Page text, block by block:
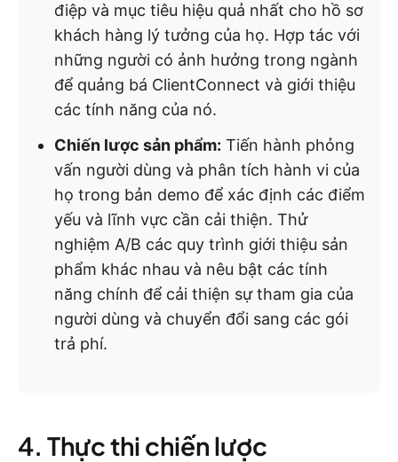
điệp và mục tiêu hiệu quả nhất cho hồ sơ
khách hàng lý tưởng của họ. Hợp tác với
những người có ảnh hưởng trong ngành
để quảng bá ClientConnect và giới thiệu
các tính năng của nó.
Chiến lược sản phẩm: Tiến hành phỏng
vấn người dùng và phân tích hành vi của
họ trong bản demo để xác định các điểm
yếu và lĩnh vực cần cải thiện. Thử
nghiệm A/B các quy trình giới thiệu sản
phẩm khác nhau và nêu bật các tính
năng chính để cải thiện sự tham gia của
người dùng và chuyển đổi sang các gói
trả phí.
4. Thực thi chiến lược